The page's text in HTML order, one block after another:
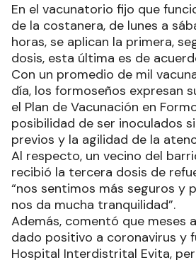
En el vacunatorio fijo que
de la costanera, de lunes a
horas, se aplican la primera,
dosis, esta última es de
Con un promedio de mil
día, los formoseños expresan
el Plan de Vacunación en
posibilidad de ser inoculados
previos y la agilidad de la
Al respecto, un vecino del
recibió la tercera dosis de
“nos sentimos más seguros y
nos da mucha tranquilidad”.
Además, comentó que meses
dado positivo a coronavirus y
Hospital Interdistrital Evita,